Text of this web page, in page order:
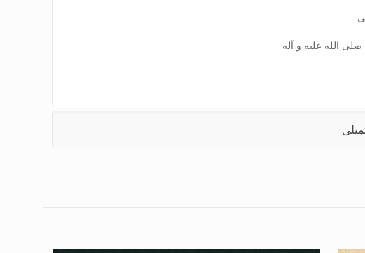
صلی الله علیه و آله